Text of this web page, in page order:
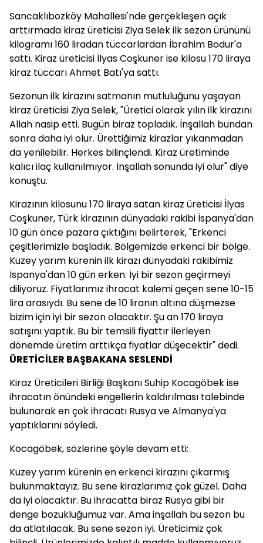
Sancaklıbozköy Mahallesi'nde gerçekleşen açık
arttırmada kiraz üreticisi Ziya Selek ilk sezon ürününü
kilogramı 160 liradan tüccarlardan İbrahim Bodur'a
sattı. Kiraz üreticisi İlyas Coşkuner ise kilosu 170 liraya
kiraz tüccarı Ahmet Batı'ya sattı.
Sezonun ilk kirazını satmanın mutluluğunu yaşayan
kiraz üreticisi Ziya Selek, "Üretici olarak yılın ilk kirazını
Allah nasip etti. Bugün biraz topladık. İnşallah bundan
sonra daha iyi olur. Ürettiğimiz kirazlar yıkanmadan
da yenilebilir. Herkes bilinçlendi. Kiraz üretiminde
kalıcı ilaç kullanılmıyor. İnşallah sonunda iyi olur" diye
konuştu.
Kirazının kilosunu 170 liraya satan kiraz üreticisi İlyas
Coşkuner, Türk kirazının dünyadaki rakibi İspanya'dan
10 gün önce pazara çıktığını belirterek, "Erkenci
çeşitlerimizle başladık. Bölgemizde erkenci bir bölge.
Kuzey yarım kürenin ilk kirazı dünyadaki rakibimiz
İspanya'dan 10 gün erken. İyi bir sezon geçirmeyi
diliyoruz. Fiyatlarımız ihracat kalemi geçen sene 10-15
lira arasıydı. Bu sene de 10 liranın altına düşmezse
bizim için iyi bir sezon olacaktır. Şu an 170 liraya
satışını yaptık. Bu bir temsili fiyattır ilerleyen
dönemde üretim arttıkça fiyatlar düşecektir" dedi.
ÜRETİCİLER BAŞBAKANA SESLENDİ
Kiraz Üreticileri Birliği Başkanı Suhip Kocagöbek ise
ihracatın önündeki engellerin kaldırılması talebinde
bulunarak en çok ihracatı Rusya ve Almanya'ya
yaptıklarını söyledi.
Kocagöbek, sözlerine şöyle devam etti:
Kuzey yarım kürenin en erkenci kirazını çıkarmış
bulunmaktayız. Bu sene kirazlarımız çok güzel. Daha
da iyi olacaktır. Bu ihracatta biraz Rusya gibi bir
denge bozukluğumuz var. Ama inşallah bu sezon bu
da atlatılacak. Bu sene sezon iyi. Üreticimiz çok